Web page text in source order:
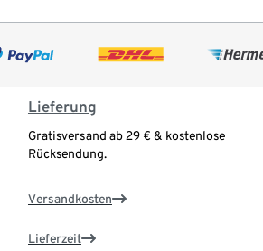
Lieferung
Gratisversand ab 29 € & kostenlose
Rücksendung.
Versandkosten
Lieferzeit